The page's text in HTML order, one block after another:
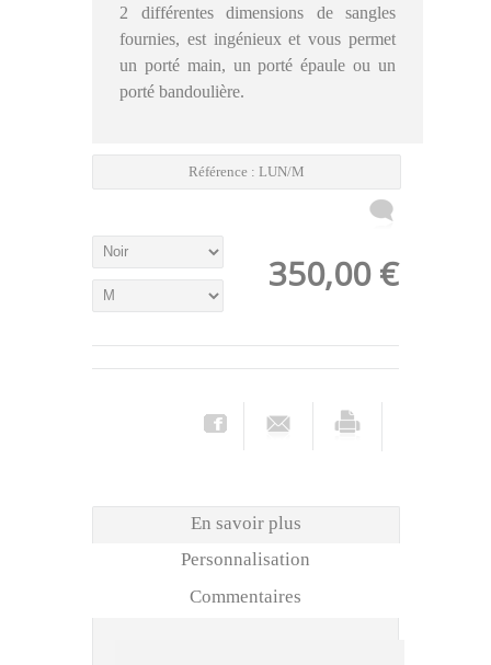
2 différentesdimensions de sangles
fournies, est ingénieux et vous permet
un porté main, un porté épaule ou un
porté bandoulière.
Référence : LUN/M
350,00 €
En savoir plus
Personnalisation
Commentaires